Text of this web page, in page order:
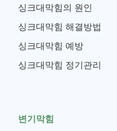
싱크대막힘의 원인
싱크대막힘 해결방법
싱크대막힘 예방
싱크대막힘 정기관리
변기막힘